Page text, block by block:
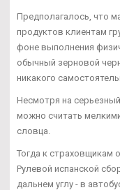
Предполагалось, что
продуктов клиентам
фоне выполнения
обычный зерновой
никакого
Несмотря на
можно считать
словца.
Тогда к страховщикам
Рулевой испанской
дальнем углу - в